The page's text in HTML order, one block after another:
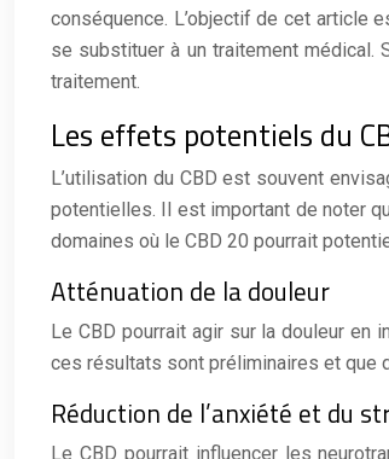
conséquence. L’objectif de cet article
se substituer à un traitement médical.
traitement.
Les effets potentiels du
L’utilisation du CBD est souvent
potentielles. Il est important de noter
domaines où le CBD 20 pourrait
Atténuation de la douleur
Le CBD pourrait agir sur la douleur en
ces résultats sont préliminaires et que
Réduction de l’anxiété et du
Le CBD pourrait influencer les